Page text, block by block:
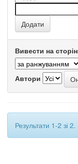
Вивести на
Автори
Результати 1-2 зі 2.